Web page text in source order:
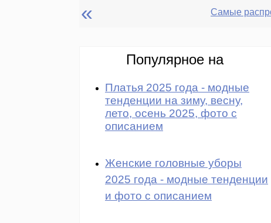
«
Популярное на
Платья 2025 года - модные
тенденции на зиму, весну,
лето, осень 2025, фото с
описанием
Женские головные уборы
2025 года - модные тенденции
и фото с описанием